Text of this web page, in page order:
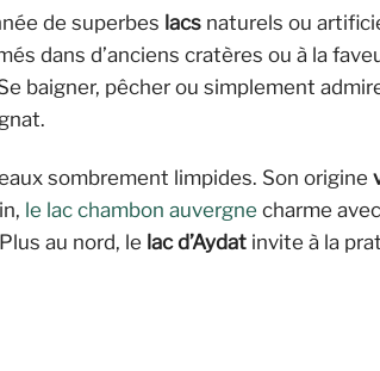
de superbes lacs naturels ou
dans d’anciens cratères ou à la
baigner, pêcher ou simplement
sombrement limpides. Son origine
le lac chambon auvergne charme
au nord, le lac d’Aydat invite à la